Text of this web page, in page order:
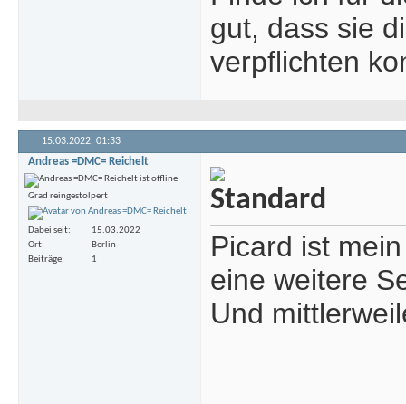
gut, dass sie
verpflichten
15.03.2022, 01:33
Andreas =DMC= Reichelt
Grad reingestolpert
Dabei seit
15.03.2022
Ort
Berlin
Beiträge
1
Picard ist
eine weitere
Und